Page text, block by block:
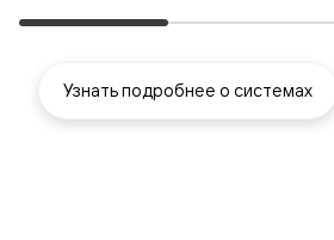
Узнать подробнее о системах